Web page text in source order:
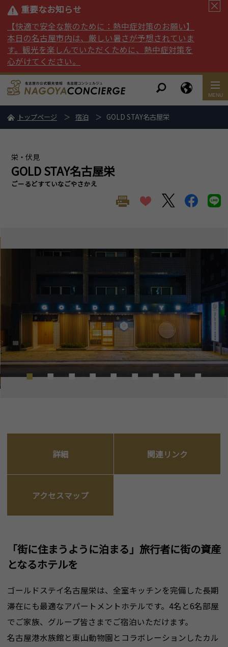
重要なお知らせ
【快適で安全な旅のために：熱中症対策のお願い】
本日の名古屋市内は、厳しい暑さが予想されていま
す。観光を楽しんでいただくために、熱中症対策を
心がけてください。
トップページ 宿泊 GOLD STAY名古屋栄
栄・伏見
GOLD STAY名古屋栄
ごーるどすていなごやさかえ
詳細 関連リンク
アクセスマップ
「街に住まうように泊まる」旅行者に街の資産
となるホテルを
ゴールドステイ名古屋栄は、全室キッチンを完備した長期
滞在にも最適なアパートメントホテルです。4名と6名部屋
でご家族、グループ皆さまでご宿泊いただけます。
名古屋港水族館と東山動物園とコラボレーションしたカル